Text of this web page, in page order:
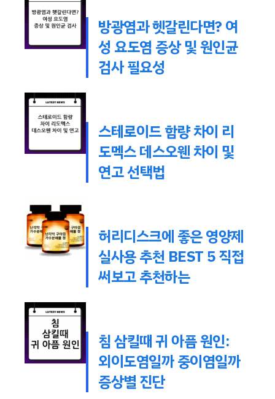
방광염과 헷갈린다면? 여
성 요도염 증상 및 원인균
검사 필요성
스테로이드 함량 차이 리
도멕스 데스오웬 차이 및
연고 선택법
허리디스크에 좋은 영양제
실사용 추천 BEST 5 직접
써보고 추천하는
침 삼킬때 귀 아픔 원인:
외이도염일까 중이염일까
증상별 진단